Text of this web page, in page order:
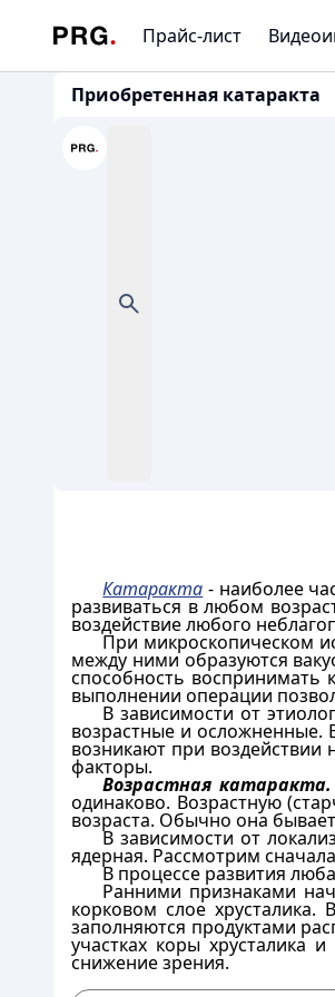
Прайс-лист
Приобретенная катаракта
Катаракта - наиболее
развиваться в любом
воздействие любого
При микроскопическом
между ними образуются
способность воспринимать
выполнении операции
В зависимости от
возрастные и осложненные.
возникают при
факторы.
Возрастная катаракта.
одинаково. Возрастную
возраста. Обычно она
В зависимости от
ядерная. Рассмотрим
В процессе развития
Ранними признаками
корковом слое
заполняются продуктами
участках коры хрусталика
снижение зрения.